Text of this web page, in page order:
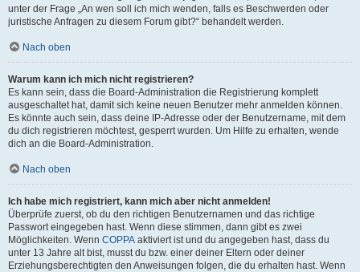
unter der Frage „An wen soll ich mich wenden, falls es Beschwerden oder
juristische Anfragen zu diesem Forum gibt?“ behandelt werden.
Nach oben
Warum kann ich mich nicht registrieren?
Es kann sein, dass die Board-Administration die Registrierung komplett
ausgeschaltet hat, damit sich keine neuen Benutzer mehr anmelden können.
Es könnte auch sein, dass deine IP-Adresse oder der Benutzername, mit dem
du dich registrieren möchtest, gesperrt wurden. Um Hilfe zu erhalten, wende
dich an die Board-Administration.
Nach oben
Ich habe mich registriert, kann mich aber nicht anmelden!
Überprüfe zuerst, ob du den richtigen Benutzernamen und das richtige
Passwort eingegeben hast. Wenn diese stimmen, dann gibt es zwei
Möglichkeiten. Wenn COPPA aktiviert ist und du angegeben hast, dass du
unter 13 Jahre alt bist, musst du bzw. einer deiner Eltern oder deiner
Erziehungsberechtigten den Anweisungen folgen, die du erhalten hast. Wenn